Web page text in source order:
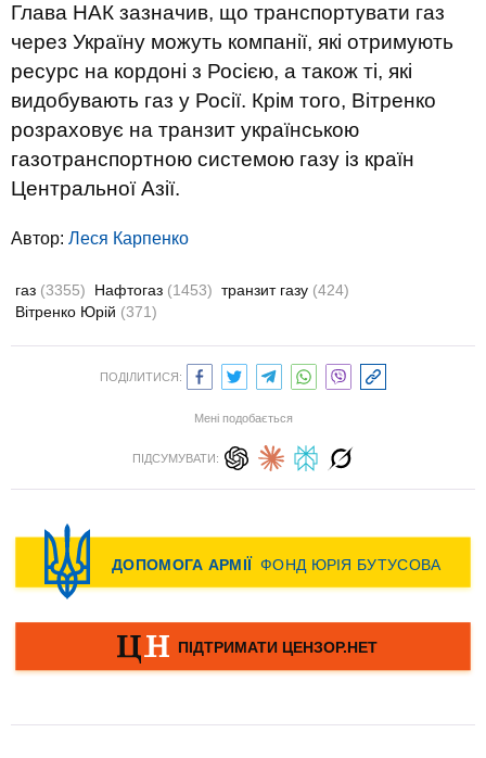
Глава НАК зазначив, що транспортувати газ
через Україну можуть компанії, які отримують
ресурс на кордоні з Росією, а також ті, які
видобувають газ у Росії. Крім того, Вітренко
розраховує на транзит українською
газотранспортною системою газу із країн
Центральної Азії.
Автор: Леся Карпенко
газ (3355) Нафтогаз (1453) транзит газу (424)
Вітренко Юрій (371)
ПОДІЛИТИСЯ:
Мені подобається
ПІДСУМУВАТИ: